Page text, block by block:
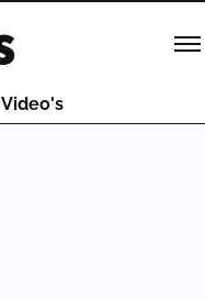
Video's